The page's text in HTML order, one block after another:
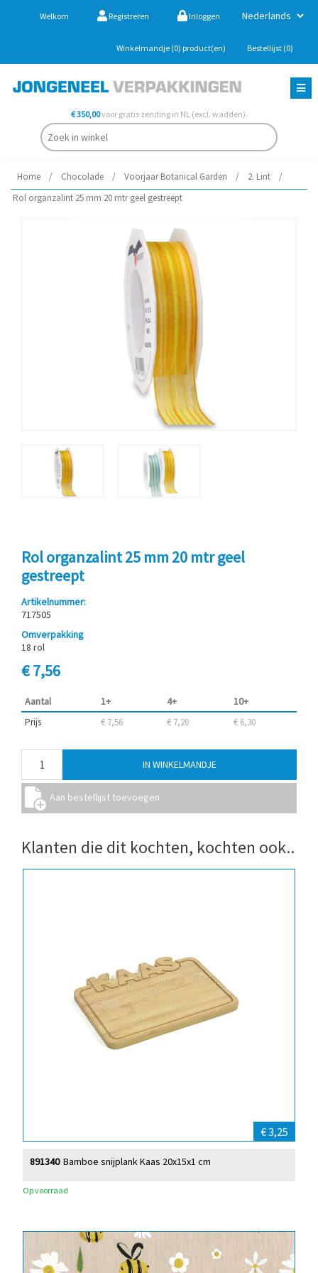
Welkom Registreren Inloggen
Winkelmandje (0) product(en) Bestellijst (0)
€ 350,00voor gratis zending in NL (excl. wadden).
Home / Chocolade / Voorjaar Botanical Garden / 2. Lint
/
Rol organzalint 25 mm 20 mtr geel gestreept
Rol organzalint 25 mm 20 mtr geel
gestreept
Artikelnummer:
717505
Omverpakking
18 rol
€ 7,56
Aantal 1+ 4+ 10+
Prijs € 7,56 € 7,20 € 6,30
Klanten die dit kochten, kochten ook..
€ 3,25
Bamboe snijplank Kaas 20x15x1 cm
891340
Op voorraad